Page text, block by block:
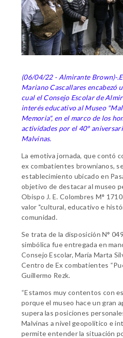
(06/04/22 - Almirante Brown)-
Mariano Cascallares encabezó
cual el Consejo Escolar de
interés educativo al Museo
Memoria", en el marco de los
actividades por el 40°
Malvinas.
La emotiva jornada, que contó
ex combatientes brownianos,
establecimiento ubicado en
objetivo de destacar al museo
Obispo J. E. Colombres M°
valor "cultural, educativo e
comunidad.
Se trata de la disposición N°
simbólica fue entregada en
Consejo Escolar, María Marta
Centro de Ex combatientes
Guillermo Rezk.
“Estamos muy contentos con
porque el museo hace un gran
supera las posiciones
Malvinas a nivel geopolítico e
permite entender la situación